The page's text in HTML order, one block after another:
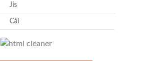
Jis
Cái